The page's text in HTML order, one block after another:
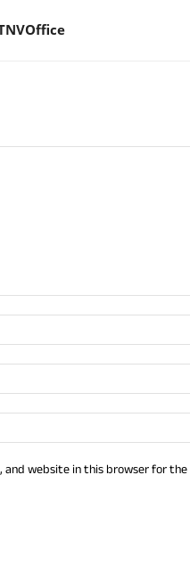
and website in this browser for